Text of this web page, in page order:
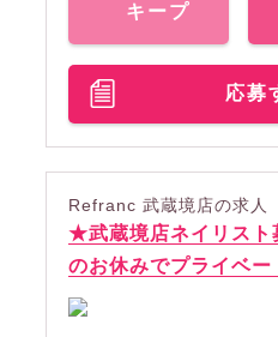
キープ
応募
Refranc 武蔵境店の求人
★武蔵境店ネイリス
のお休みでプライベー